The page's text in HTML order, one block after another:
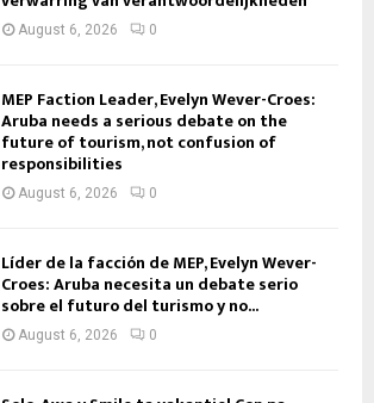
August 6, 2026 0
MEP Faction Leader, Evelyn Wever-Croes:
Aruba needs a serious debate on the
future of tourism, not confusion of
responsibilities
August 6, 2026 0
Líder de la facción de MEP, Evelyn Wever-
Croes: Aruba necesita un debate serio
sobre el futuro del turismo y no...
August 6, 2026 0